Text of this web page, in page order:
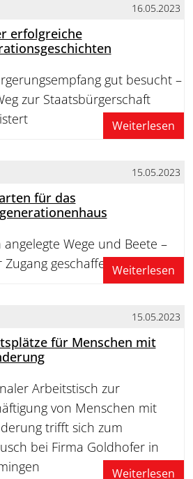
16.05.2023
erfolgreiche
gut besucht –
zur Staatsbürgerschaft
Weiterlesen
15.05.2023
für das
angelegte Wege und Beete –
Zugang geschaffenWeiterlesen
15.05.2023
für Menschen mit
Arbeitstisch zur
von Menschen mit
trifft sich zum
bei Firma Goldhofer in
Weiterlesen